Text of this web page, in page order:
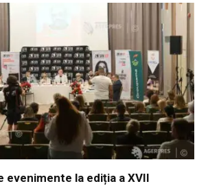
evenimente la ediția a XVII